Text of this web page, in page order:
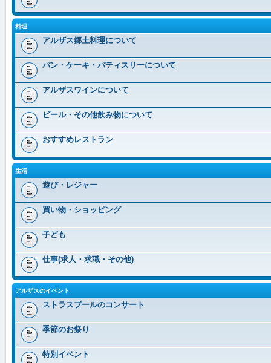
料理
アルザス郷土料理について
パン・ケーキ・パティスリーについて
アルザスワインについて
ビール・その他飲み物について
おすすめレストラン
生活
遊び・レジャー
買い物・ショッピング
子ども
仕事(求人・求職・その他)
アルザスのイベント
ストラスブールのコンサート
季節のお祭り
特別イベント